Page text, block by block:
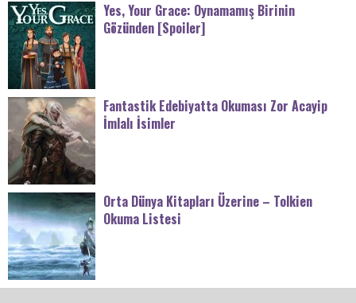
Yes, Your Grace: Oynamamış Birinin
Gözünden [Spoiler]
Fantastik Edebiyatta Okuması Zor Acayip
İmlalı İsimler
Orta Dünya Kitapları Üzerine – Tolkien
Okuma Listesi